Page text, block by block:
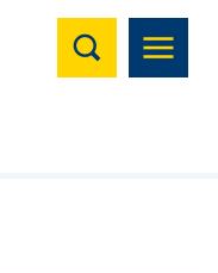
Suchen